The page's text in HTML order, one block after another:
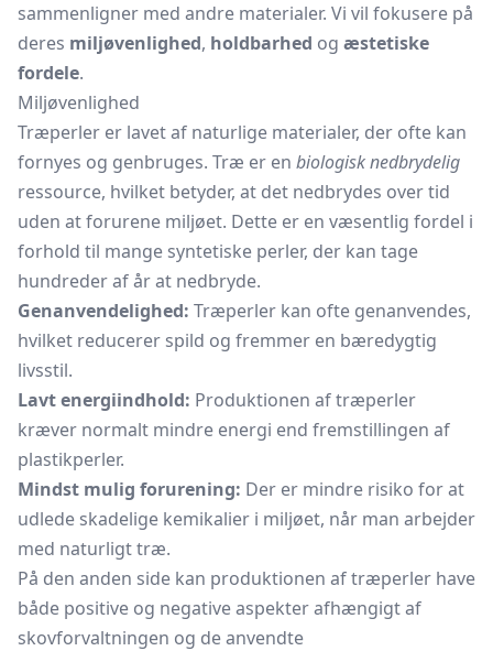
sammenligner med andre materialer. Vi vil fokusere på
deres miljøvenlighed, holdbarhed og æstetiske
fordele.
Miljøvenlighed
Træperler er lavet af naturlige materialer, der ofte kan
fornyes og genbruges. Træ er en biologisk nedbrydelig
ressource, hvilket betyder, at det nedbrydes over tid
uden at forurene miljøet. Dette er en væsentlig fordel i
forhold til mange syntetiske perler, der kan tage
hundreder af år at nedbryde.
Genanvendelighed: Træperler kan ofte genanvendes,
hvilket reducerer spild og fremmer en bæredygtig
livsstil.
Lavt energiindhold: Produktionen af træperler
kræver normalt mindre energi end fremstillingen af
plastikperler.
Mindst mulig forurening: Der er mindre risiko for at
udlede skadelige kemikalier i miljøet, når man arbejder
med naturligt træ.
På den anden side kan produktionen af træperler have
både positive og negative aspekter afhængigt af
skovforvaltningen og de anvendte